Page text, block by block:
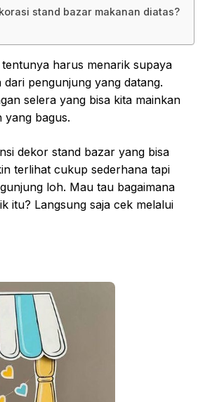
stand bazar makanan diatas?
harus menarik supaya
pengunjung yang datang.
selera yang bisa kita mainkan
yang bagus.
dekor stand bazar yang bisa
terlihat cukup sederhana tapi
loh. Mau tau bagaimana
itu? Langsung saja cek melalui